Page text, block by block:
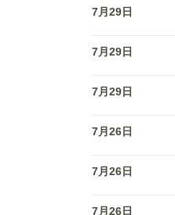
7月29日
7月29日
7月29日
7月26日
7月26日
7月26日